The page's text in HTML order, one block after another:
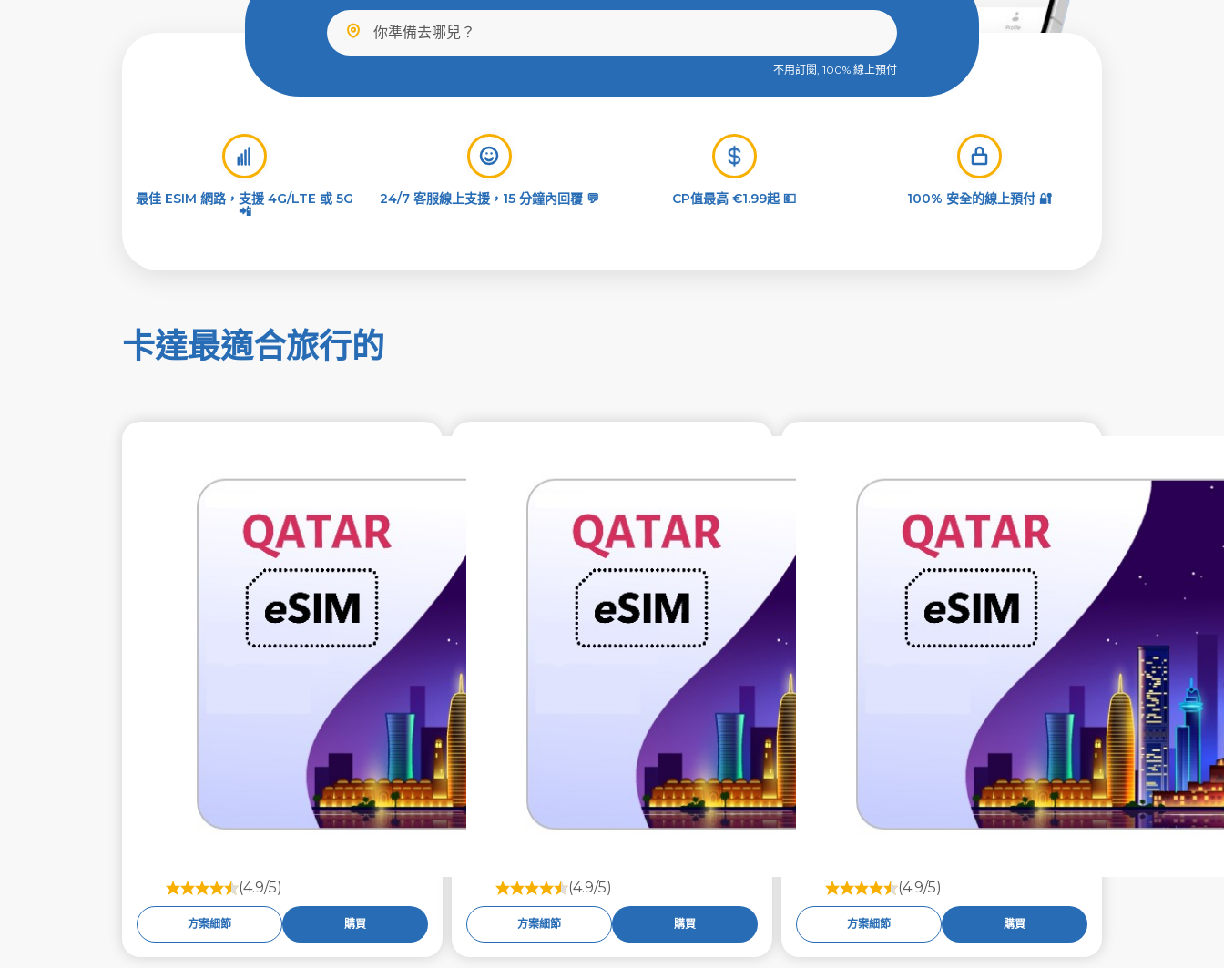
不用訂閱, 100% 線上預付
最佳 ESIM 網路，支援 4G/LTE 或 5G
📲
24/7 客服線上支援，15 分鐘內回覆 💬 CP值最高 €1.99起 💵 100% 安全的線上預付 🔐
卡達最適合旅行的
Vodafone
(4.9/5)
方案細節 購買
Vodafone
(4.9/5)
方案細節 購買
Vodafone
(4.9/5)
方案細節 購買